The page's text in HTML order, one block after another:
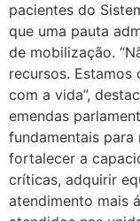
pacientes do
que uma pauta
de mobilização.
recursos.
com a vida”,
emendas
fundamentais para
fortalecer a
críticas, adquirir
atendimento mais